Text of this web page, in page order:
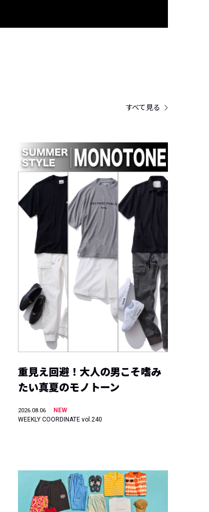
すべて見る
重見え回避！大人の男こそ嗜み
たい真夏のモノトーン
2026.08.06
NEW
WEEKLY COORDINATE vol.240